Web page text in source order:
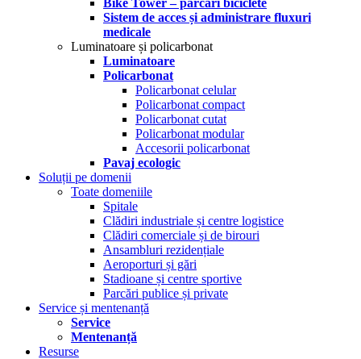
Bike Tower – parcări biciclete
Sistem de acces și administrare fluxuri
medicale
Luminatoare și policarbonat
Luminatoare
Policarbonat
Policarbonat celular
Policarbonat compact
Policarbonat cutat
Policarbonat modular
Accesorii policarbonat
Pavaj ecologic
Soluții pe domenii
Toate domeniile
Spitale
Clădiri industriale și centre logistice
Clădiri comerciale și de birouri
Ansambluri rezidențiale
Aeroporturi și gări
Stadioane și centre sportive
Parcări publice și private
Service și mentenanță
Service
Mentenanță
Resurse